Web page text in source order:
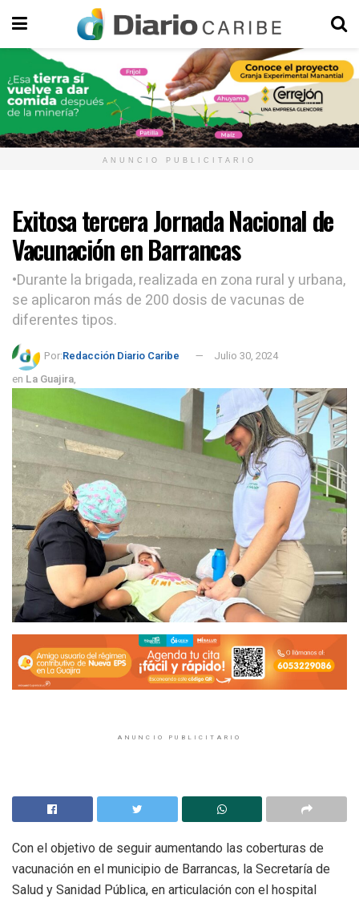
ANUNCIO PUBLICITARIO
Exitosa tercera Jornada Nacional de
Vacunación en Barrancas
•Durante la brigada, realizada en zona rural y urbana,
se aplicaron más de 200 dosis de vacunas de
diferentes tipos.
Por:Redacción Diario Caribe
Julio 30, 2024
en La Guajira,
ANUNCIO PUBLICITARIO
Con el objetivo de seguir aumentando las coberturas de
vacunación en el municipio de Barrancas, la Secretaría de
Salud y Sanidad Pública, en articulación con el hospital